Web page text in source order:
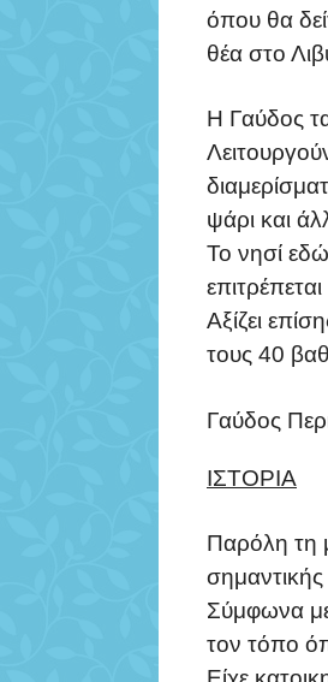
όπου θα
θέα στο
Η Γαύδος τα
ψάρι και
Το νησί εδώ
Αξίζει
τους 40
Γαύδος
ΙΣΤΟΡΙΑ
Παρόλη τη
Σύμφωνα με
τον τόπο